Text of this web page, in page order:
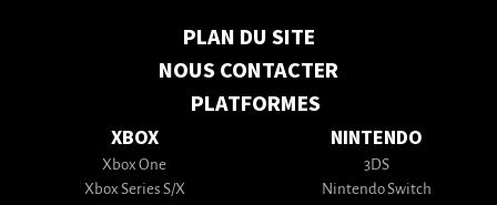
PLAN DU SITE
NOUS CONTACTER
PLATFORMES
XBOX
Xbox One
Xbox Series S/X
NINTENDO
3DS
Nintendo Switch